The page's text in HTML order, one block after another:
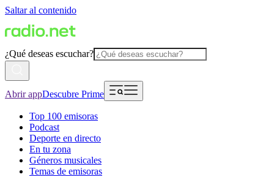
Saltar al contenido
¿Qué deseas escuchar?
Abrir appDescubre Prime
Top 100 emisoras
Podcast
Deporte en directo
En tu zona
Géneros musicales
Temas de emisoras